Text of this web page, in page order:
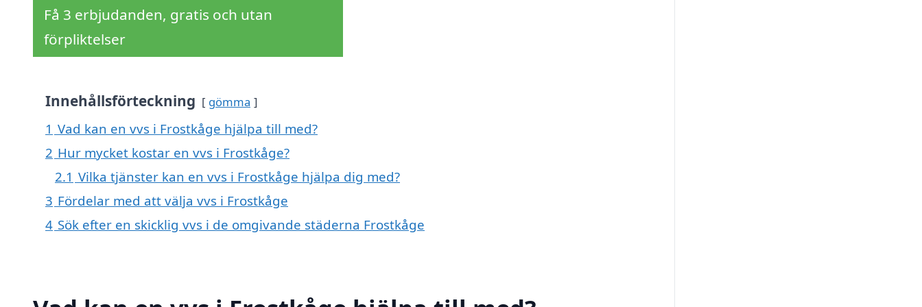
Få 3 erbjudanden, gratis och utan
förpliktelser
Innehållsförteckning gömma
1 Vad kan en vvs i Frostkåge hjälpa till med?
2 Hur mycket kostar en vvs i Frostkåge?
2.1 Vilka tjänster kan en vvs i Frostkåge hjälpa dig med?
3 Fördelar med att välja vvs i Frostkåge
4 Sök efter en skicklig vvs i de omgivande städerna Frostkåge